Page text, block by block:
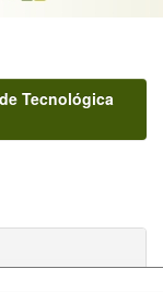
Tecnológica